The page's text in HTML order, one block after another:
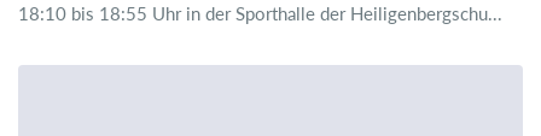
18:10 bis 18:55 Uhr in der Sporthalle der Heiligenbergschu...